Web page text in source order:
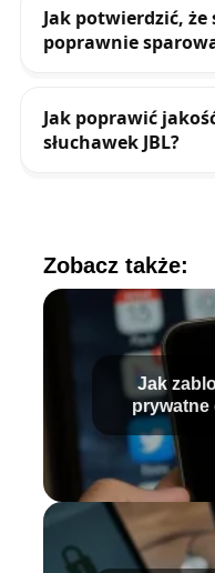
Jak potwierdzić, że
poprawnie
Jak poprawić
słuchawek JBL?
Zobacz także:
Jak
prywatne